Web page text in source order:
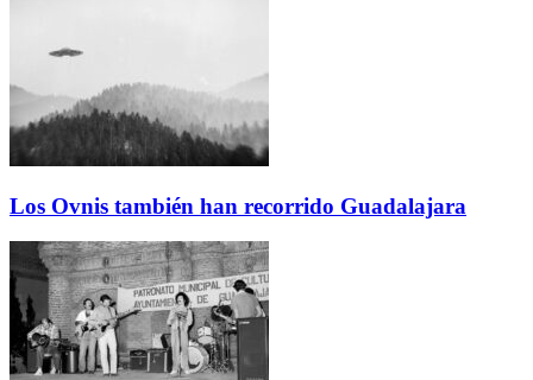
Los Ovnis también han recorrido Guadalajara